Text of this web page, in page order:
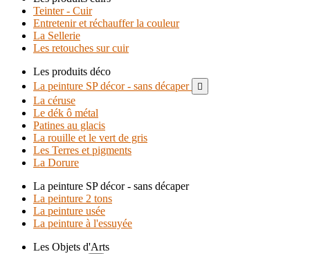
Teinter - Cuir
Entretenir et réchauffer la couleur
La Sellerie
Les retouches sur cuir
Les produits déco
La peinture SP décor - sans décaper

La céruse
Le dék ô métal
Patines au glacis
La rouille et le vert de gris
Les Terres et pigments
La Dorure
La peinture SP décor - sans décaper
La peinture 2 tons
La peinture usée
La peinture à l'essuyée
Les Objets d'Arts